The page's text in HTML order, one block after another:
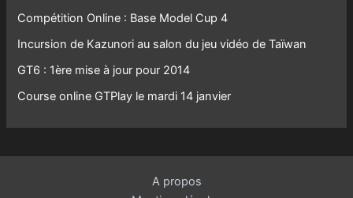
Compétition Online : Base Model Cup 4
Incursion de Kazunori au salon du jeu vidéo de Taïwan
GT6 : 1ère mise à jour pour 2014
Course online GTPlay le mardi 14 janvier
A propos